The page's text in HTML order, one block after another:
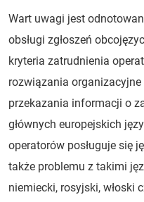
Wart uwagi jest
obsługi zgłoszeń
kryteria zatrudnienia
rozwiązania
przekazania informacji o
głównych europejskich
operatorów posługuje się
także problemu z takimi
niemiecki, rosyjski, włoski